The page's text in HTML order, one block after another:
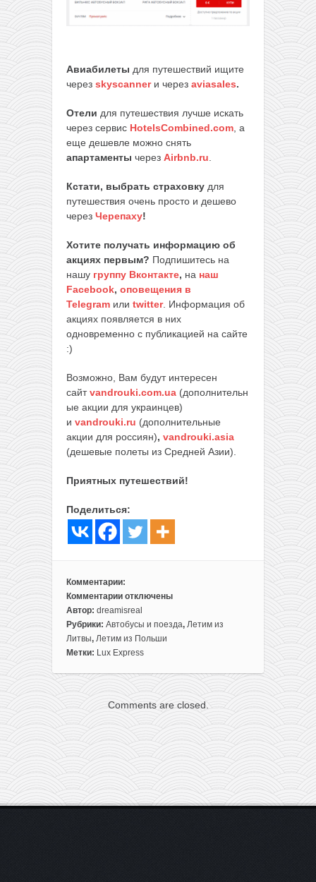
Авиабилеты для путешествий ищите
через skyscannerи через aviasales.
Отели для путешествия лучше искать
через сервис HotelsCombined.com, а
еще дешевле можно снять
апартаменты через Airbnb.ru.
Кстати, выбрать страховку для
путешествия очень просто и дешево
через Черепаху!
Хотите получать информацию об
акциях первым? Подпишитесь на
нашу группу Вконтакте, на наш
Facebook, оповещения в
Telegram или twitter. Информация об
акциях появляется в них
одновременно с публикацией на сайте
:)
Возможно, Вам будут интересен
сайтvandrouki.com.ua (дополнительн
ые акции для украинцев)
и vandrouki.ru (дополнительные
акции для россиян), vandrouki.asia
(дешевые полеты из Средней Азии).
Приятных путешествий!
Поделиться:
Комментарии:
Комментарии
к
записи
Luxexpress:
поездки
Вильнюсом,
Варшавой,
Таллином
и
Ригой
всего
отключены
Автор: dreamisreal
Рубрики: Автобусы и поезда, Летим из
Литвы, Летим из Польши
Метки: Lux Express
Comments are closed.